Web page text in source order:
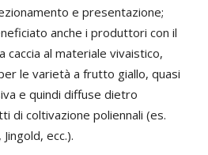
e presentazione;
anche i produttori con il
caccia al materiale vivaistico,
le varietà a frutto giallo, quasi
e quindi diffuse dietro
di coltivazione poliennali (es.
ecc.).